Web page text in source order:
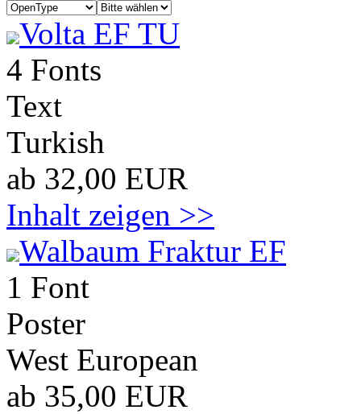
Volta EF TU
4 Fonts
Text
Turkish
ab 32,00 EUR
Inhalt zeigen >>
Walbaum Fraktur EF
1 Font
Poster
West European
ab 35,00 EUR